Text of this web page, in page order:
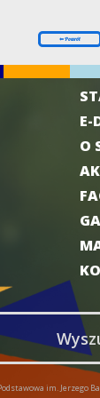
E-
O
im. Jerzego